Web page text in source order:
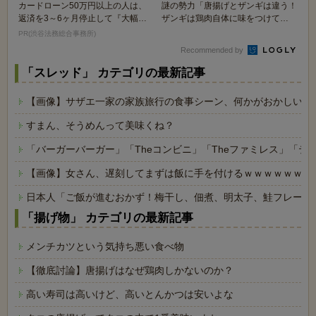
カードローン50万円以上の人は、
返済を3～6ヶ月停止して『大幅に
減額してから返済...
PR(渋谷法務総合事務所)
謎の勢力「唐揚げとザンギは違う！
ザンギは鶏肉自体に味をつけて
Recommended by
「スレッド」 カテゴリの最新記事
【画像】サザエ一家の家族旅行の食事シーン、何かがおかしいｗ
すまん、そうめんって美味くね？
「バーガーバーガー」「Theコンビニ」「Theファミレス」「テ
【画像】女さん、遅刻してまずは飯に手を付けるｗｗｗｗｗｗ
日本人「ご飯が進むおかず！梅干し、佃煮、明太子、鮭フレー
「揚げ物」 カテゴリの最新記事
メンチカツという気持ち悪い食べ物
【徹底討論】唐揚げはなぜ鶏肉しかないのか？
高い寿司は高いけど、高いとんかつは安いよな